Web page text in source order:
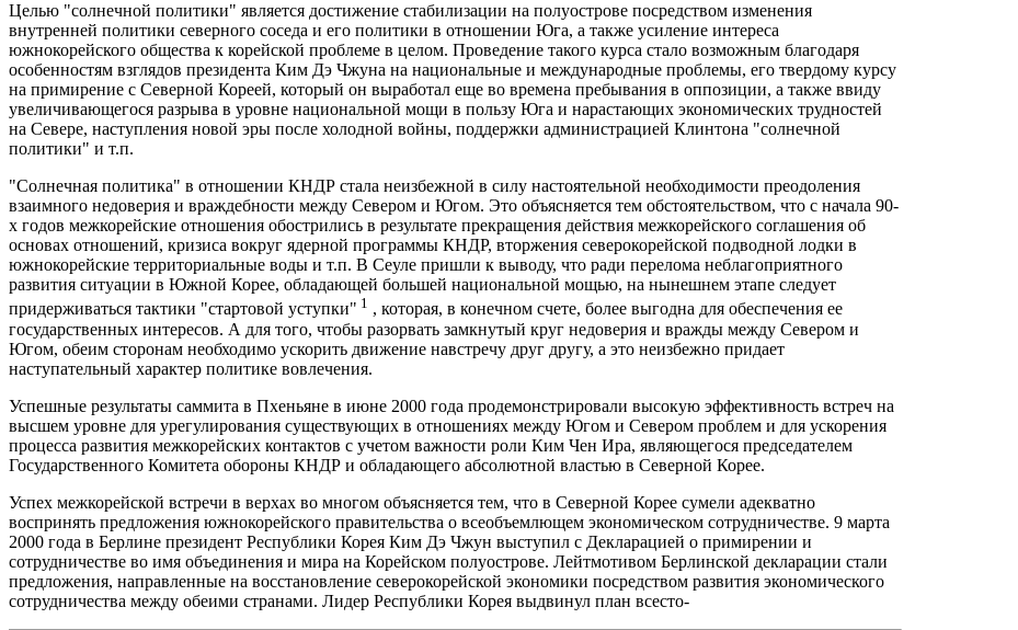
Целью "солнечной политики" является достижение стабилизации на полуострове посредством изменения
внутренней политики северного соседа и его политики в отношении Юга, а также усиление интереса
южнокорейского общества к корейской проблеме в целом. Проведение такого курса стало возможным благодаря
особенностям взглядов президента Ким Дэ Чжуна на национальные и международные проблемы, его твердому курсу
на примирение с Северной Кореей, который он выработал еще во времена пребывания в оппозиции, а также ввиду
увеличивающегося разрыва в уровне национальной мощи в пользу Юга и нарастающих экономических трудностей
на Севере, наступления новой эры после холодной войны, поддержки администрацией Клинтона "солнечной
политики" и т.п.
"Солнечная политика" в отношении КНДР стала неизбежной в силу настоятельной необходимости преодоления
взаимного недоверия и враждебности между Севером и Югом. Это объясняется тем обстоятельством, что с начала 90-
х годов межкорейские отношения обострились в результате прекращения действия межкорейского соглашения об
основах отношений, кризиса вокруг ядерной программы КНДР, вторжения северокорейской подводной лодки в
южнокорейские территориальные воды и т.п. В Сеуле пришли к выводу, что ради перелома неблагоприятного
развития ситуации в Южной Корее, обладающей большей национальной мощью, на нынешнем этапе следует
придерживаться тактики "стартовой уступки" 1 , которая, в конечном счете, более выгодна для обеспечения ее
государственных интересов. А для того, чтобы разорвать замкнутый круг недоверия и вражды между Севером и
Югом, обеим сторонам необходимо ускорить движение навстречу друг другу, а это неизбежно придает
наступательный характер политике вовлечения.
Успешные результаты саммита в Пхеньяне в июне 2000 года продемонстрировали высокую эффективность встреч на
высшем уровне для урегулирования существующих в отношениях между Югом и Севером проблем и для ускорения
процесса развития межкорейских контактов с учетом важности роли Ким Чен Ира, являющегося председателем
Государственного Комитета обороны КНДР и обладающего абсолютной властью в Северной Корее.
Успех межкорейской встречи в верхах во многом объясняется тем, что в Северной Корее сумели адекватно
воспринять предложения южнокорейского правительства о всеобъемлющем экономическом сотрудничестве. 9 марта
2000 года в Берлине президент Республики Корея Ким Дэ Чжун выступил с Декларацией о примирении и
сотрудничестве во имя объединения и мира на Корейском полуострове. Лейтмотивом Берлинской декларации стали
предложения, направленные на восстановление северокорейской экономики посредством развития экономического
сотрудничества между обеими странами. Лидер Республики Корея выдвинул план всесто-